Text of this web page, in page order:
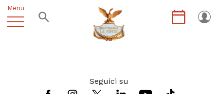
Menu
Seguici su